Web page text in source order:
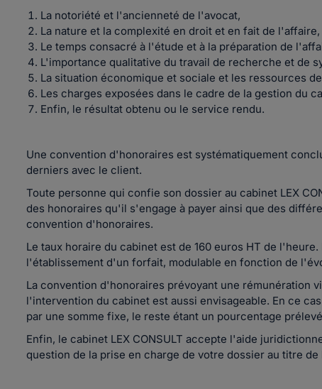
La notoriété et l'ancienneté de l'avocat,
La nature et la complexité en droit et en fait de l'affaire,
Le temps consacré à l'étude et à la préparation de
L'importance qualitative du travail de recherche et de
La situation économique et sociale et les ressources
Les charges exposées dans le cadre de la gestion du
Enfin, le résultat obtenu ou le service rendu.
Une convention d'honoraires est systématiquement
derniers avec le client.
Toute personne qui confie son dossier au cabinet LEX
des honoraires qu'il s'engage à payer ainsi que des
convention d'honoraires.
Le taux horaire du cabinet est de 160 euros HT de
l'établissement d'un forfait, modulable en fonction de
La convention d'honoraires prévoyant une rémunération
l'intervention du cabinet est aussi envisageable. En ce
par une somme fixe, le reste étant un pourcentage
Enfin, le cabinet LEX CONSULT accepte l'aide
question de la prise en charge de votre dossier au titre